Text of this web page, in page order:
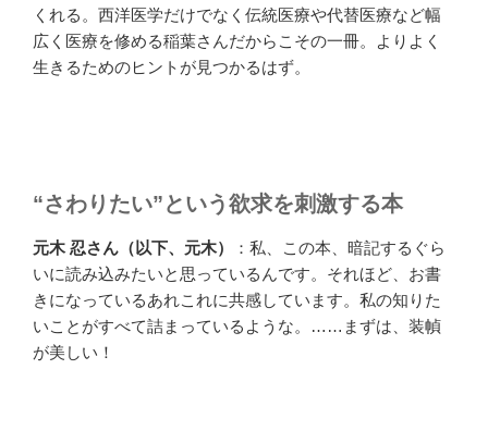
くれる。西洋医学だけでなく伝統医療や代替医療など幅
広く医療を修める稲葉さんだからこその一冊。よりよく
生きるためのヒントが見つかるはず。
“さわりたい”という欲求を刺激する本
元木 忍さん（以下、元木）
：私、この本、暗記するぐら
いに読み込みたいと思っているんです。それほど、お書
きになっているあれこれに共感しています。私の知りた
いことがすべて詰まっているような。……まずは、装幀
が美しい！